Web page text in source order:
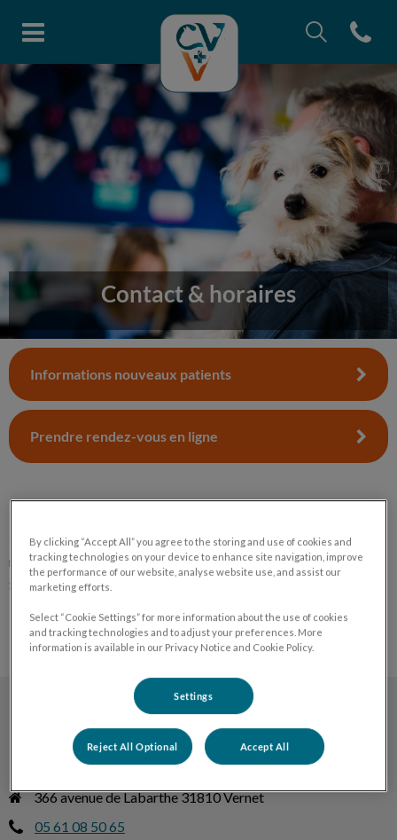
Page d'accueil de Clinique
Open
Recherche
Recherche
Recherche
Contact & horaires
Informations nouveaux patients
Prendre rendez-vous en ligne
Numéro unique en dehors des horaires d’ouverture pour être
mis en relation avec un vétérinaire urgentistes, laissez vous
guider05.61.08.50.65
Clinique vétérinaire du Vernet
366 avenue de Labarthe 31810 Vernet
05 61 08 50 65
By clicking “Accept All” you agree to the storing and use of cookies and
tracking technologies on your device to enhance site navigation, improve
the performance of our website, analyse website use, and assist our
marketing efforts.
Select “Cookie Settings” for more information about the use of cookies
and tracking technologies and to adjust your preferences. More
information is available in our Privacy Notice and Cookie Policy.
Settings
Reject All Optional Accept All